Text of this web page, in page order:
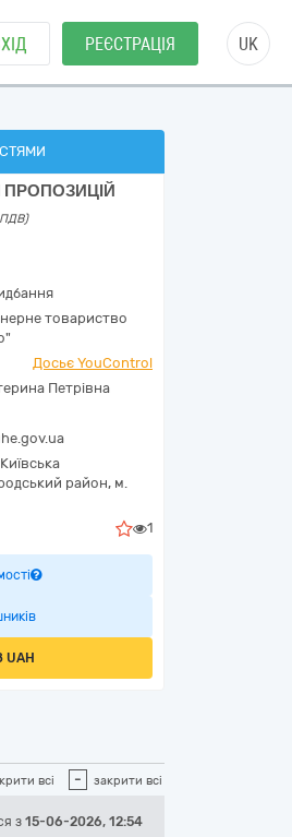
РЕЄСТРАЦІЯ UK
ПРОПОЗИЦІЙ
товариство
Досьє YouControl
Петрівна
Київська
район, м.
1
UAH
всі - закрити всі
з 15-06-2026, 12:54